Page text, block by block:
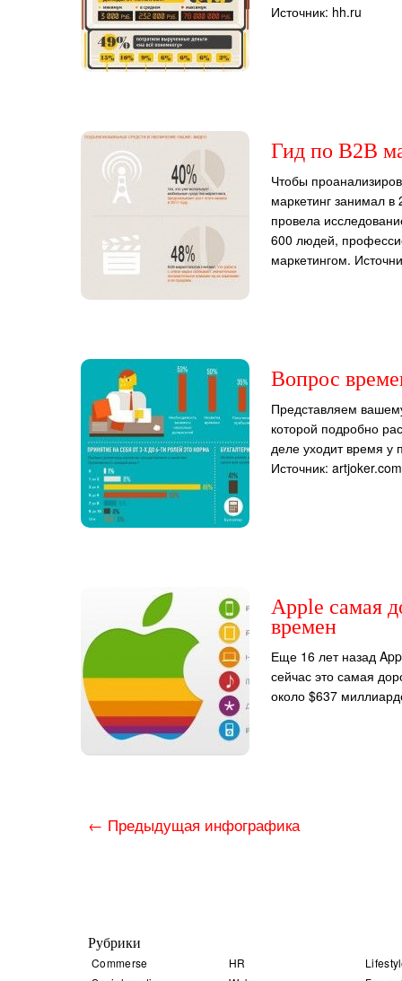
Источник: hh.ru
Гид по B2B
Чтобы
маркетинг занимал
провела
600 людей,
маркетингом.
Вопрос
Представляем
которой подробно
деле уходит время у
Источник:
Apple самая
времен
Еще 16 лет назад
сейчас это самая
около $637
← Предыдущая инфографика
Рубрики
Commerse
HR